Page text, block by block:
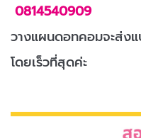
0814540909
วางแผนดอทคอมจะส่ง
โดยเร็วที่สุดค่ะ